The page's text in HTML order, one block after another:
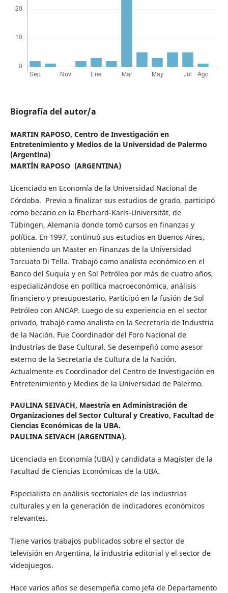
Biografía del autor/a
MARTIN RAPOSO, Centro de Investigación en
Entretenimiento y Medios de la Universidad de Palermo
(Argentina)
MARTÍN RAPOSO (ARGENTINA)
Licenciado en Economía de la Universidad Nacional de
Córdoba. Previo a finalizar sus estudios de grado, participó
como becario en la Eberhard-Karls-Universität, de
Tübingen, Alemania donde tomó cursos en finanzas y
política. En 1997, continuó sus estudios en Buenos Aires,
obteniendo un Master en Finanzas de la Universidad
Torcuato Di Tella. Trabajó como analista económico en el
Banco del Suquia y en Sol Petróleo por más de cuatro años,
especializándose en política macroeconómica, análisis
financiero y presupuestario. Participó en la fusión de Sol
Petróleo con ANCAP. Luego de su experiencia en el sector
privado, trabajó como analista en la Secretaría de Industria
de la Nación. Fue Coordinador del Foro Nacional de
Industrias de Base Cultural. Se desempeñó como asesor
externo de la Secretaria de Cultura de la Nación.
Actualmente es Coordinador del Centro de Investigación en
Entretenimiento y Medios de la Universidad de Palermo.
PAULINA SEIVACH, Maestría en Administración de
Organizaciones del Sector Cultural y Creativo, Facultad de
Ciencias Económicas de la UBA.
PAULINA SEIVACH (ARGENTINA).
Licenciada en Economía (UBA) y candidata a Magíster de la
Facultad de Ciencias Económicas de la UBA.
Especialista en análisis sectoriales de las industrias
culturales y en la generación de indicadores económicos
relevantes.
Tiene varios trabajos publicados sobre el sector de
televisión en Argentina, la industria editorial y el sector de
videojuegos.
Hace varios años se desempeña como jefa de Departamento